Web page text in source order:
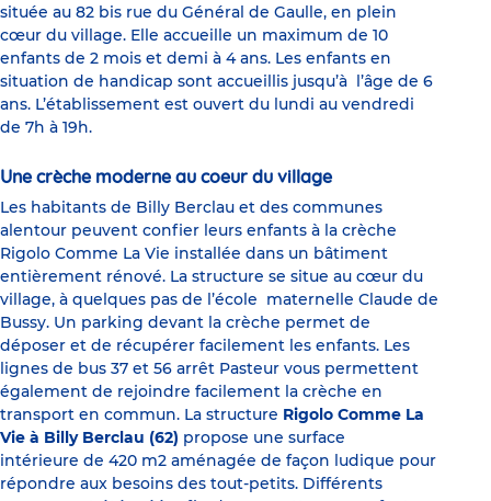
située au 82 bis rue du Général de Gaulle, en plein
cœur du village. Elle accueille un maximum de 10
enfants de 2 mois et demi à 4 ans. Les enfants en
situation de handicap sont accueillis jusqu’à l’âge de 6
ans. L’établissement est ouvert du lundi au vendredi
de 7h à 19h.
Une crèche moderne au coeur du village
Les habitants de Billy Berclau et des communes
alentour peuvent confier leurs enfants à la crèche
Rigolo Comme La Vie installée dans un bâtiment
entièrement rénové. La structure se situe au cœur du
village, à quelques pas de l’école maternelle Claude de
Bussy. Un parking devant la crèche permet de
déposer et de récupérer facilement les enfants. Les
lignes de bus 37 et 56 arrêt Pasteur vous permettent
également de rejoindre facilement la crèche en
transport en commun. La structure Rigolo Comme La
Vie à Billy Berclau (62) propose une surface
intérieure de 420 m2 aménagée de façon ludique pour
répondre aux besoins des tout-petits. Différents